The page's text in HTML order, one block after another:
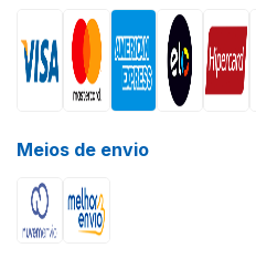
Meios de envio